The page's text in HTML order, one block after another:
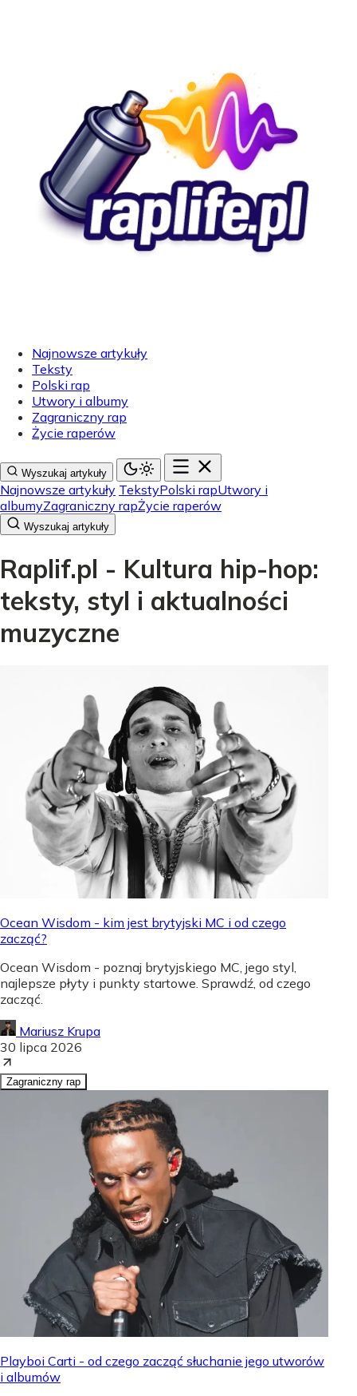
Najnowsze artykuły
Teksty
Polski rap
Utwory i albumy
Zagraniczny rap
Życie raperów
Wyszukaj artykuły
Najnowsze artykuły TekstyPolski rapUtwory i
albumyZagraniczny rapŻycie raperów
Wyszukaj artykuły
Raplif.pl - Kultura hip-hop:
teksty, styl i aktualności
muzyczne
Ocean Wisdom - kim jest brytyjski MC i od czego
zacząć?
Ocean Wisdom - poznaj brytyjskiego MC, jego styl,
najlepsze płyty i punkty startowe. Sprawdź, od czego
zacząć.
Mariusz Krupa
30 lipca 2026
Zagraniczny rap
Playboi Carti - od czego zacząć słuchanie jego utworów
i albumów